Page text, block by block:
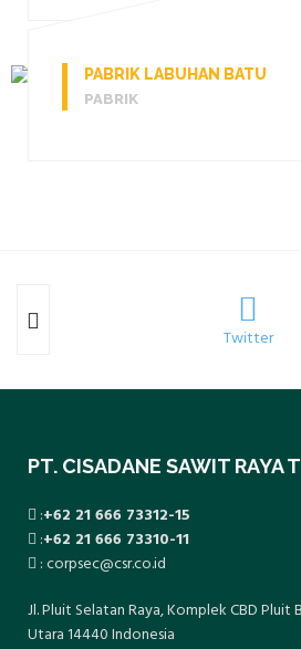
PABRIK LABUHAN BATU
PABRIK
Twitter
PT. CISADANE SAWIT RAYA
:+62 21 666 73312-15
:+62 21 666 73310-11
: corpsec@csr.co.id
Jl. Pluit Selatan Raya, Komplek CBD Pluit
Utara 14440 Indonesia